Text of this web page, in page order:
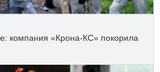
компания «Крона‑КС» покорила